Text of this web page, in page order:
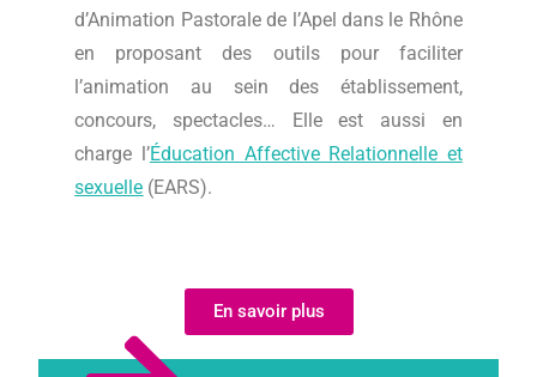
d’Animation Pastorale de l’Apel dans le Rhône
en proposant des outils pour faciliter
l’animation au sein des établissement,
concours, spectacles… Elle est aussi en
charge l’Éducation Affective Relationnelle et
sexuelle (EARS).
En savoir plus